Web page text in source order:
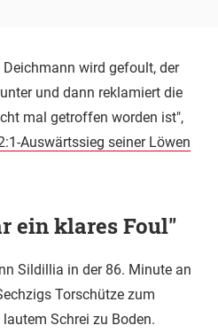
wird gefoult, der
und dann reklamiert die
mal getroffen worden ist",
Auswärtssieg seiner Löwen
ein klares Foul"
Sildillia in der 86. Minute an
Torschütze zum
Schrei zu Boden.